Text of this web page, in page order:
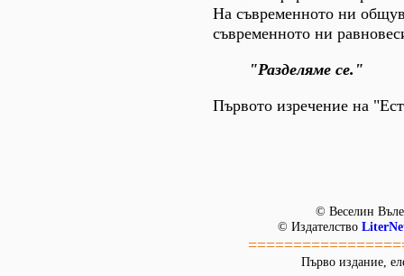
На съвременното ни
съвременното ни
"Разделяме се."
Първото изречение на
© Веселин
© Издателство
Първо издание,